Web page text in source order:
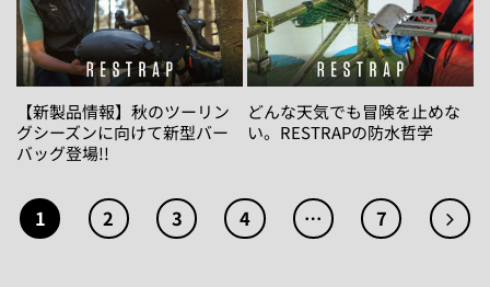
【新製品情報】秋のツーリン
グシーズンに向けて新型バー
バッグ登場!!
どんな天気でも冒険を止めな
い。RESTRAPの防水哲学
1 2 3 4 … 7